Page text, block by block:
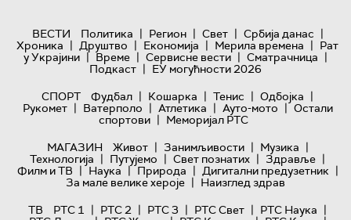
ВЕСТИ Политика | Регион | Свет | Србија данас |
Хроника | Друштво | Економија | Мерила времена | Рат
у Украјини | Време | Сервисне вести | Сматрачница |
Подкаст | ЕУ могућности 2026
СПОРТ
Фудбал | Кошарка | Тенис | Одбојка |
Рукомет | Ватерполо | Атлетика | Ауто-мото | Остали
спортови | Меморијал РТС
МАГАЗИН
Живот | Занимљивости | Музика |
Технологијa | Путујемо | Свет познатих | Здравље |
Филм и ТВ | Наука | Природа | Дигитални предузетник |
За мале велике хероје | Наизглед здрав
ТВ
РТС 1 | РТС 2 | РТС 3 | РТС Свет | РТС Наука |